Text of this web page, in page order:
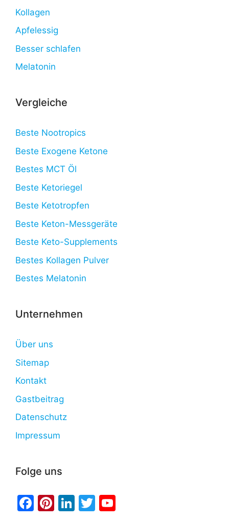
Kollagen
Apfelessig
Besser schlafen
Melatonin
Vergleiche
Beste Nootropics
Beste Exogene Ketone
Bestes MCT Öl
Beste Ketoriegel
Beste Ketotropfen
Beste Keton-Messgeräte
Beste Keto-Supplements
Bestes Kollagen Pulver
Bestes Melatonin
Unternehmen
Über uns
Sitemap
Kontakt
Gastbeitrag
Datenschutz
Impressum
Folge uns
Facebook
Pinterest
LinkedIn
Twitter